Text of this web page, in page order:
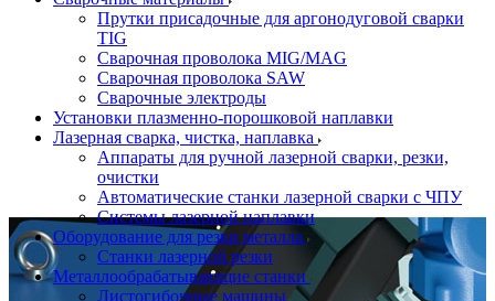
Прутки присадочные для аргонодуговой сварки
TIG
Сварочная проволока MIG/MAG
Сварочная проволока SAW
Сварочные электроды
Установки плазменно-порошковой наплавки
Лазерная сварка, чистка, наплавка
Аппараты для ручной лазерной сварки, резки,
очистки
Автоматические станки лазерной сварки с ЧПУ
Системы лазерной наплавки
Оборудование для резки металла
Станки лазерной резки
Металлообрабатывающие станки
Листогибочные машины